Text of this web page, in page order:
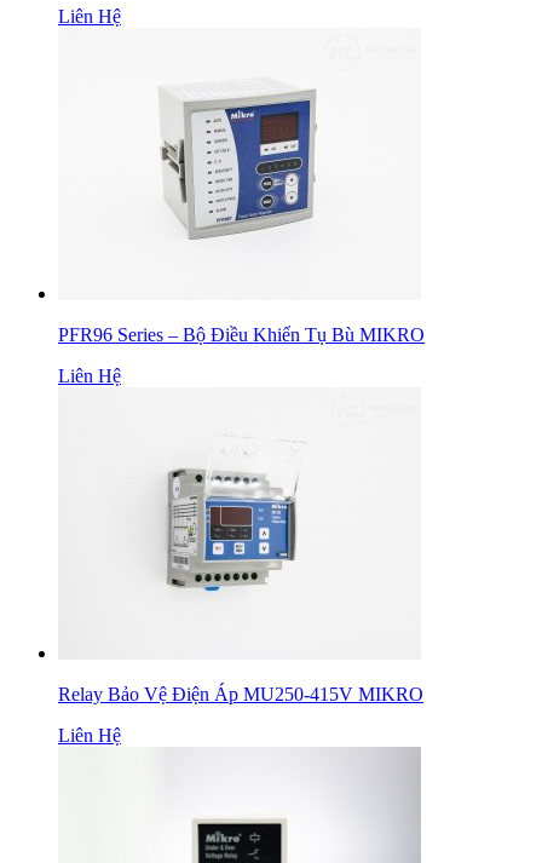
Liên Hệ
PFR96 Series – Bộ Điều Khiển Tụ Bù MIKRO
Liên Hệ
Relay Bảo Vệ Điện Áp MU250-415V MIKRO
Liên Hệ